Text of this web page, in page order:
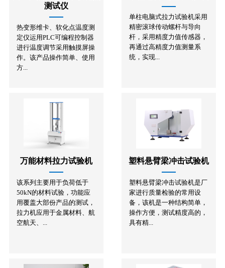
测试仪
热变形维卡、软化点温度测
定仪运用PLC可编程控制器
进行温度调节采用触摸屏操
作。该产品操作简单、使用
方...
单柱电脑式拉力试验机采用
精密滚球传动螺杆与导向
杆，采用精度力值传感器，
再通过高精度力值测量系
统，实现...
万能材料拉力试验机
该系列主要用于负荷低于
50kN的材料试验，功能应
用覆盖大部份产品的测试，
拉力机应用于金属材料、航
空航天、...
塑料悬臂梁冲击试验机
塑料悬臂梁冲击试验机是厂
家进行质量检验的常用设
备，该机是一种结构简单，
操作方便，测试精度高的，
具有精...